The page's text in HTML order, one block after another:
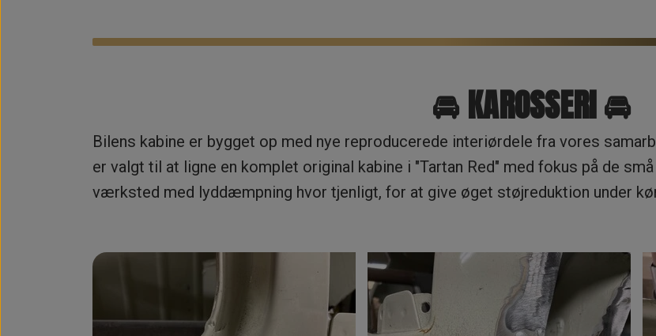
🚘 KAROSSERI 🚘
Bilens kabine er bygget op med nye reproducerede interiørdele fra vores
er valgt til at ligne en komplet original kabine i "Tartan Red" med fokus på de
værksted med lyddæmpning hvor tjenligt, for at give øget støjreduktion under